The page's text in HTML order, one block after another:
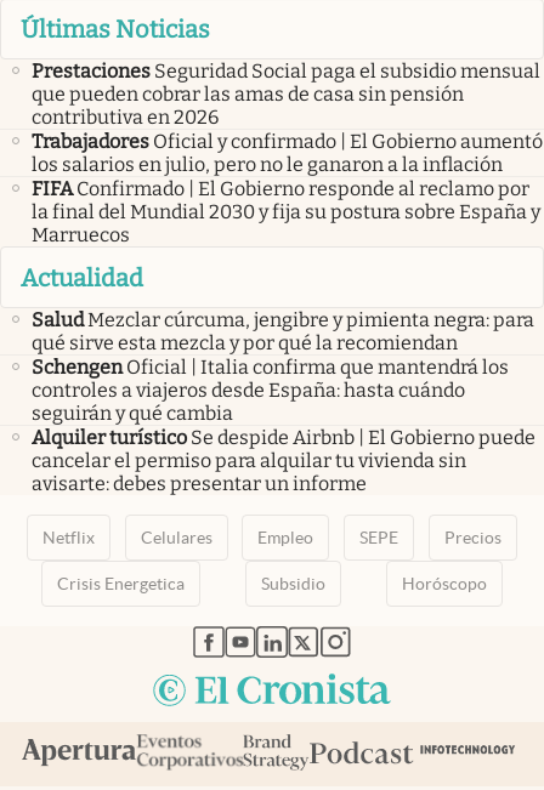
Últimas Noticias
Prestaciones Seguridad Social paga el subsidio mensual
que pueden cobrar las amas de casa sin pensión
contributiva en 2026
Trabajadores Oficial y confirmado | El Gobierno aumentó
los salarios en julio, pero no le ganaron a la inflación
FIFA Confirmado | El Gobierno responde al reclamo por
la final del Mundial 2030 y fija su postura sobre España y
Marruecos
Actualidad
SaludMezclar cúrcuma, jengibre y pimienta negra: para
qué sirve esta mezcla y por qué la recomiendan
Schengen Oficial | Italia confirma que mantendrá los
controles a viajeros desde España: hasta cuándo
seguirán y qué cambia
Alquiler turístico Se despide Airbnb | El Gobierno puede
cancelar el permiso para alquilar tu vivienda sin
avisarte: debes presentar un informe
Netflix Celulares Empleo SEPE Precios
Crisis Energetica Subsidio Horóscopo
abre en nueva pestaña
abre en nueva pestaña
abre en nueva pestaña
abre en nueva pestaña
abre en nueva pestaña